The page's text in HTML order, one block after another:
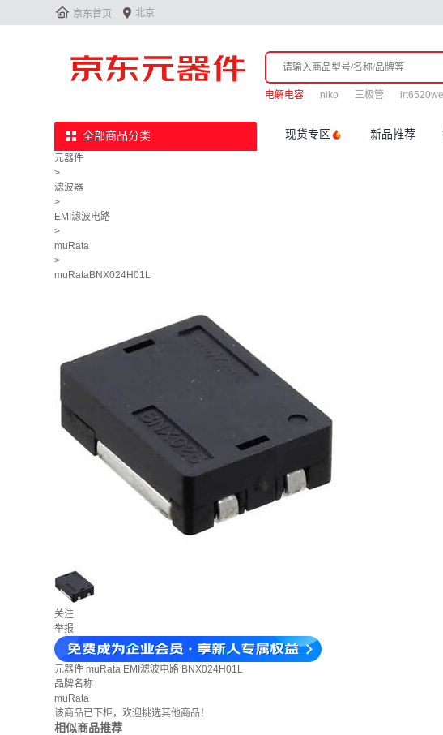
 京东首页  北京
电解电容 niko 三极管 irt6520we
全部商品分类 现货专区 新品推荐
元器件
>
滤波器
>
EMI滤波电路
>
muRata
>
muRataBNX024H01L
关注
举报
元器件 muRata EMI滤波电路 BNX024H01L
品牌名称
muRata
该商品已下柜，欢迎挑选其他商品！
相似商品推荐